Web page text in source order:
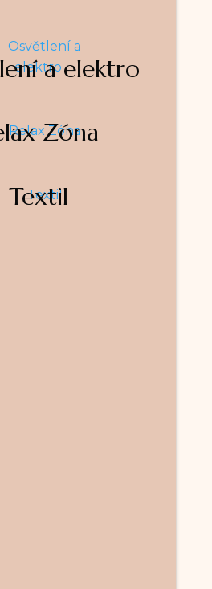
a elektro
Zóna
Textil